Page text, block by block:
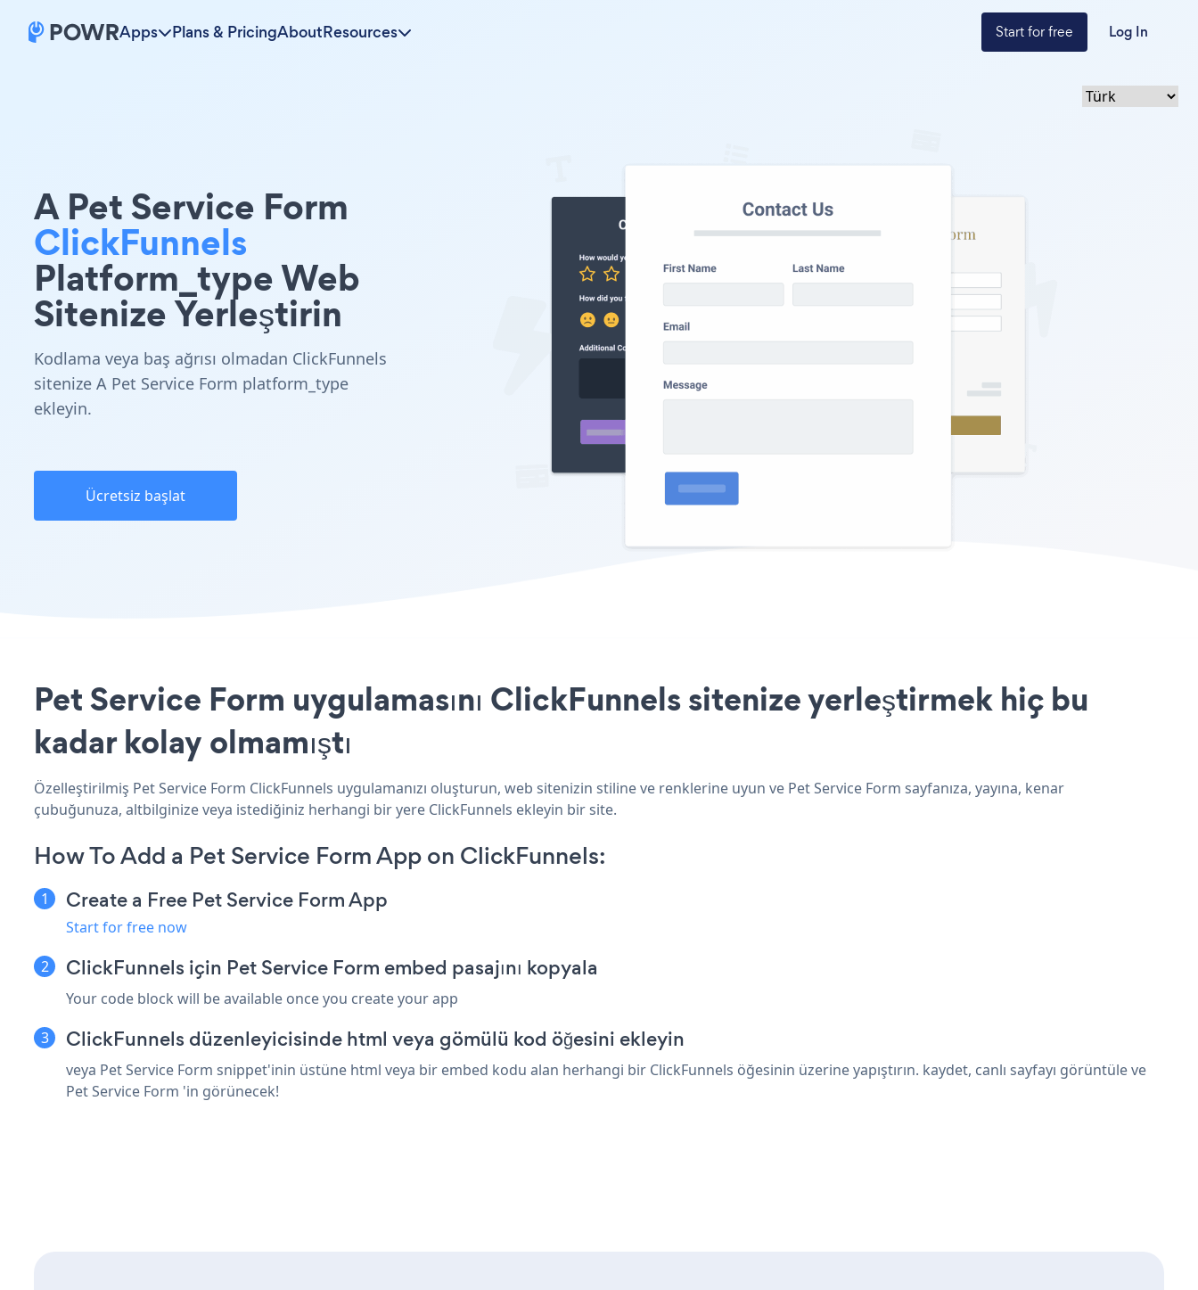
Apps Plans & PricingAboutResources Start for free Log In
A Pet Service Form
ClickFunnels
Platform_type Web
Sitenize Yerleştirin
Kodlama veya baş ağrısı olmadan ClickFunnels
sitenize A Pet Service Form platform_type
ekleyin.
Ücretsiz başlat
Pet Service Form uygulamasını ClickFunnels sitenize yerleştirmek hiç bu
kadar kolay olmamıştı
Özelleştirilmiş Pet Service Form ClickFunnels uygulamanızı oluşturun, web sitenizin stiline ve renklerine uyun ve Pet Service Form sayfanıza, yayına, kenar
çubuğunuza, altbilginize veya istediğiniz herhangi bir yere ClickFunnels ekleyin bir site.
How To Add a Pet Service Form App on ClickFunnels:
Create a Free Pet Service Form App
Start for free now
ClickFunnels için Pet Service Form embed pasajını kopyala
Your code block will be available once you create your app
ClickFunnels düzenleyicisinde html veya gömülü kod öğesini ekleyin
veya Pet Service Form snippet'inin üstüne html veya bir embed kodu alan herhangi bir ClickFunnels öğesinin üzerine yapıştırın. kaydet, canlı sayfayı görüntüle ve
Pet Service Form 'in görünecek!